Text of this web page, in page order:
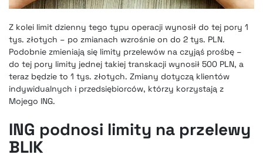
Z kolei limit dzienny tego typu operacji wynosił do tej pory 1
tys. złotych – po zmianach wzrośnie on do 2 tys. PLN.
Podobnie zmieniają się limity przelewów na czyjąś prośbę –
do tej pory limity jednej takiej transkacji wynosił 500 PLN, a
teraz będzie to 1 tys. złotych. Zmiany dotyczą klientów
indywidualnych i przedsiębiorców, którzy korzystają z
Mojego ING.
ING podnosi limity na przelewy
BLIK